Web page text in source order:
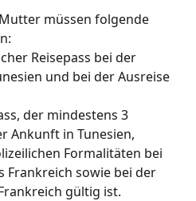
müssen folgende
Reisepass bei der
und bei der Ausreise
der mindestens 3
Ankunft in Tunesien,
Formalitäten bei
Frankreich sowie bei der
gültig ist.